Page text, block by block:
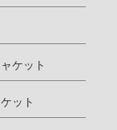
ケット
ット